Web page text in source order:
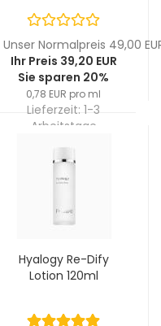
Unser Normalpreis 49,00
Ihr Preis 39,20 EUR
Sie sparen 20%
0,78 EUR pro ml
Lieferzeit: 1-3
Arbeitstage
Hyalogy Re-Dify
Lotion 120ml